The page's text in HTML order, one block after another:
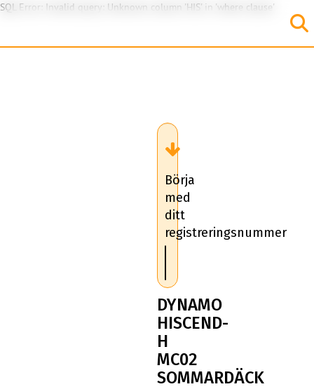
SQL Error: Invalid query: Unknown column 'HIS' in 'where clause'
Börja
med
ditt
registreringsnummer
DYNAMO
HISCEND-
H
MC02
SOMMARDÄCK